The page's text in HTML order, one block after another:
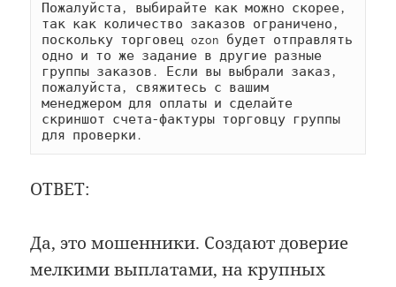
Пожалуйста, выбирайте как можно скорее,
так как количество заказов ограничено,
поскольку торговец ozon будет отправлять
одно и то же задание в другие разные
группы заказов. Если вы выбрали заказ,
пожалуйста, свяжитесь с вашим
менеджером для оплаты и сделайте
скриншот счета-фактуры торговцу группы
для проверки.
ОТВЕТ:
Да, это мошенники. Создают доверие
мелкими выплатами, на крупных